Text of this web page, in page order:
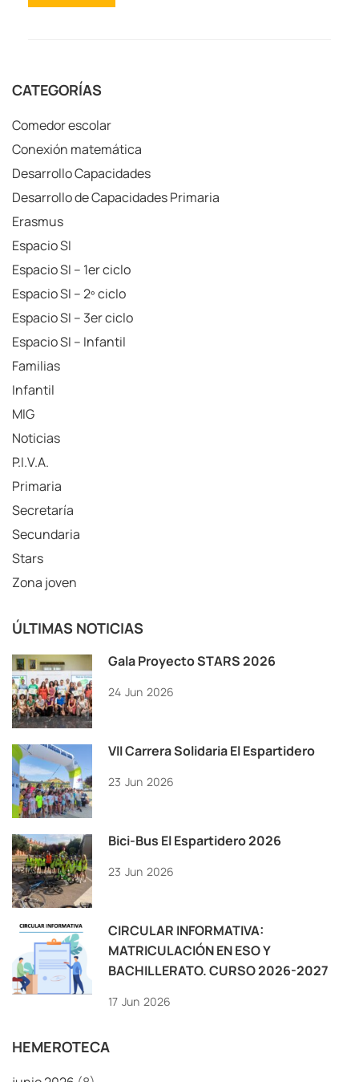
CATEGORÍAS
Comedor escolar
Conexión matemática
Desarrollo Capacidades
Desarrollo de Capacidades Primaria
Erasmus
Espacio SI
Espacio SI – 1er ciclo
Espacio SI – 2º ciclo
Espacio SI – 3er ciclo
Espacio SI – Infantil
Familias
Infantil
MIG
Noticias
P.I.V.A.
Primaria
Secretaría
Secundaria
Stars
Zona joven
ÚLTIMAS NOTICIAS
Gala Proyecto STARS 2026
24 Jun 2026
VII Carrera Solidaria El Espartidero
23 Jun 2026
Bici-Bus El Espartidero 2026
23 Jun 2026
CIRCULAR INFORMATIVA:
MATRICULACIÓN EN ESO Y
BACHILLERATO. CURSO 2026-2027
17 Jun 2026
HEMEROTECA